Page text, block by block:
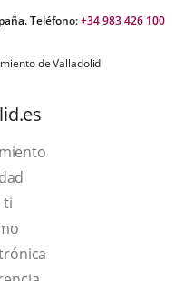
Teléfono:+34 983 426 100
de Valladolid
ti
This
link